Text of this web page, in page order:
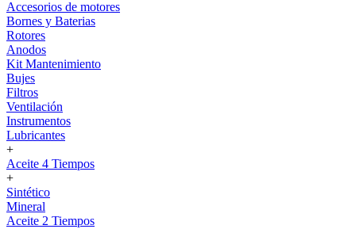
Accesorios de motores
Bornes y Baterias
Rotores
Anodos
Kit Mantenimiento
Bujes
Filtros
Ventilación
Instrumentos
Lubricantes
+
Aceite 4 Tiempos
+
Sintético
Mineral
Aceite 2 Tiempos